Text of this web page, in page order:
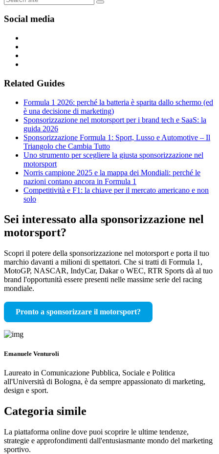
Social media
Related Guides
Formula 1 2026: perché la batteria è sparita dallo schermo (ed
è una decisione di marketing)
Sponsorizzazione nel motorsport per i brand tech e SaaS: la
guida 2026
Sponsorizzazione Formula 1: Sport, Lusso e Automotive – Il
Triangolo che Cambia Tutto
Uno strumento per scegliere la giusta sponsorizzazione nel
motorsport
Norris campione 2025 e la mappa dei Mondiali: perché le
nazioni contano ancora in Formula 1
Competitività e F1: la chiave per il mercato americano e non
solo
Sei interessato alla sponsorizzazione nel
motorsport?
Scopri il potere della sponsorizzazione nel motorsport e porta il tuo
marchio davanti a milioni di spettatori. Che si tratti di Formula 1,
MotoGP, NASCAR, IndyCar, Dakar o WEC, RTR Sports dà al tuo
brand l'opportunità essere presenti nelle massime serie del racing
mondiale.
Pronto a sponsorizzare il motorsport?
Emanuele Venturoli
Laureato in Comunicazione Pubblica, Sociale e Politica
all'Università di Bologna, è da sempre appassionato di marketing,
design e sport.
Categoria simile
La piattaforma online dove puoi scoprire le ultime tendenze,
strategie e approfondimenti dall'entusiasmante mondo del marketing
sportivo.